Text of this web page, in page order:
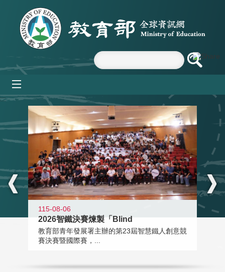
跳到主要內容區塊
:::
115-08-06
2026智鐵決賽煉製「Blind
教育部青年發展署主辦的第23屆智慧鐵人創意競
賽決賽暨國際賽，...